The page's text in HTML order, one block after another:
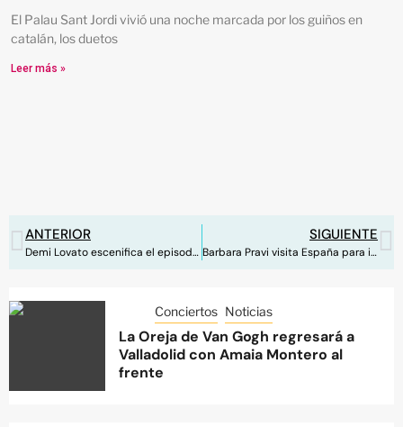
El Palau Sant Jordi vivió una noche marcada por los guiños en
catalán, los duetos
Leer más »
ANTERIOR
Demi Lovato escenifica el episodio que casi acaba con su vida en el videoclip de ‘Dancing With The Devil’
SIGUIENTE
Barbara Pravi visita España para interpretar ‘Voilà’ en Telecinco
Conciertos Noticias
La Oreja de Van Gogh regresará a
Valladolid con Amaia Montero al
frente